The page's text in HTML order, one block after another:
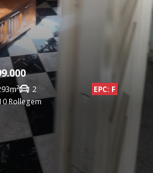
2
EPC: F
Rollegem